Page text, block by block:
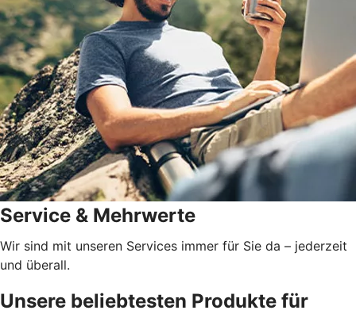
Service & Mehrwerte
Wir sind mit unseren Services immer für Sie da – jederzeit
und überall.
Unsere beliebtesten Produkte für